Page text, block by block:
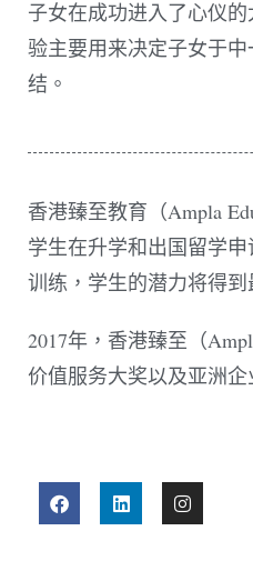
子女在成功进入了心仪
验主要用来决定子女于
结。
香港臻至教育（Ampla
学生在升学和出国留学
训练，学生的潜力将得到
2017年，香港臻至（
价值服务大奖以及亚洲企